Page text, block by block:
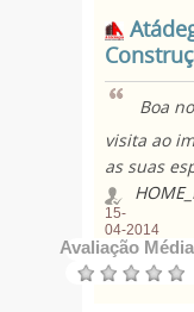
Boa
visita ao
as suas
15-
04-2014
Avaliação